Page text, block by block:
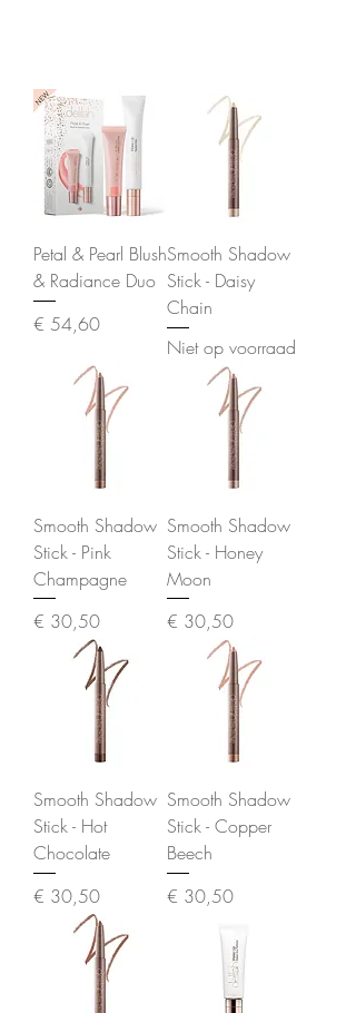
Petal & Pearl Blush
& Radiance Duo
Prijs
€ 54,60
Smooth Shadow
Stick - Daisy
Chain
Niet op voorraad
Smooth Shadow
Stick - Pink
Champagne
Prijs
€ 30,50
Smooth Shadow
Stick - Honey
Moon
Prijs
€ 30,50
Smooth Shadow
Stick - Hot
Chocolate
Prijs
€ 30,50
Smooth Shadow
Stick - Copper
Beech
Prijs
€ 30,50